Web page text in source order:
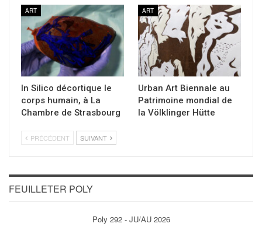
ART
In Silico décortique le
corps humain, à La
Chambre de Strasbourg
ART
Urban Art Biennale au
Patrimoine mondial de
la Völklinger Hütte
PRÉCÉDENT SUIVANT
FEUILLETER POLY
Poly 292 - JU/AU 2026